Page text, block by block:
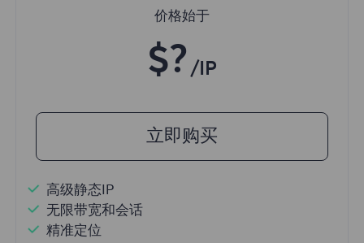
价格始于
$? /IP
立即购买
高级静态IP
无限带宽和会话
精准定位